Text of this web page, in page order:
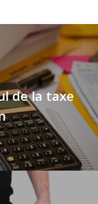
de la taxe